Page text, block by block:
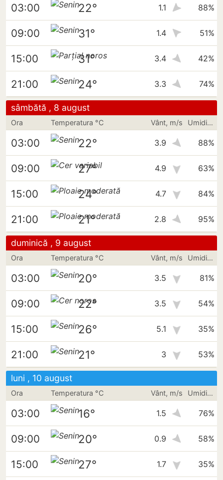
03:00 22° 1.1 88%
09:00 31° 1.4 51%
15:00 31° 3.4 42%
21:00 24° 3.3 74%
sâmbătă , 8 august
Ora Temperatura °C Vânt, m/s Umiditate
03:00 22° 3.9 88%
09:00 27° 4.9 63%
15:00 24° 4.7 84%
21:00 21° 2.8 95%
duminică , 9 august
Ora Temperatura °C Vânt, m/s Umiditate
03:00 20° 3.5 81%
09:00 22° 3.5 54%
15:00 26° 5.1 35%
21:00 21° 3 53%
luni , 10 august
Ora Temperatura °C Vânt, m/s Umiditate
03:00 16° 1.5 76%
09:00 20° 0.9 58%
15:00 27° 1.7 35%